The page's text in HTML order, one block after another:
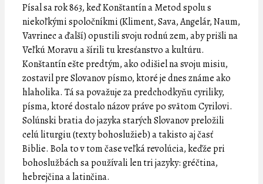
Písal sa rok 863, keď Konštantín a Metod spolu s
niekoľkými spoločníkmi (Kliment, Sava, Angelár, Naum,
Vavrinec a ďalší) opustili svoju rodnú zem, aby prišli na
Veľkú Moravu a šírili tu kresťanstvo a kultúru.
Konštantín ešte predtým, ako odišiel na svoju misiu,
zostavil pre Slovanov písmo, ktoré je dnes známe ako
hlaholika. Tá sa považuje za predchodkyňu cyriliky,
písma, ktoré dostalo názov práve po svätom Cyrilovi.
Solúnski bratia do jazyka starých Slovanov preložili
celú liturgiu (texty bohoslužieb) a takisto aj časť
Biblie. Bola to v tom čase veľká revolúcia, keďže pri
bohoslužbách sa používali len tri jazyky: gréčtina,
hebrejčina a latinčina.